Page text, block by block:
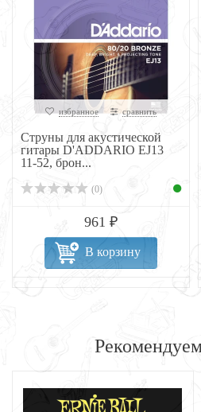
избранное сравнить
Струны для акустической
гитары D'ADDARIO EJ13
11-52, брон...
(0)
961 ₽
В корзину